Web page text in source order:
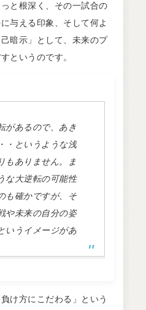
と根深く、その一試合の
与える印象、そして何よ
暗示」として、未来のプ
というのです。
があるので、あき
・というような浅
もありません。ま
な大逆転の可能性
も確かですが、そ
や未来の自分の姿
いうイメージがあ
け方にこだわる」という